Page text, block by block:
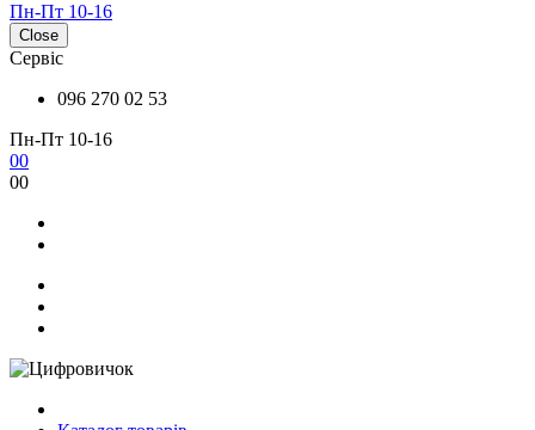
Пн-Пт 10-16
Close
Сервіс
096 270 02 53
Пн-Пт 10-16
00
00